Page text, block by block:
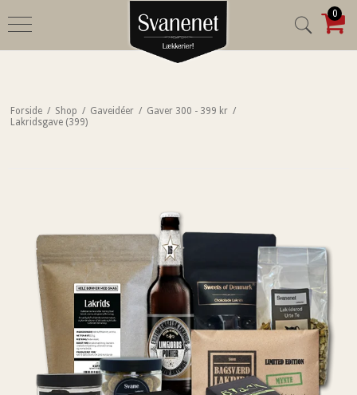
0
Forside / Shop / Gaveidéer / Gaver 300 - 399 kr /
Lakridsgave (399)